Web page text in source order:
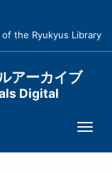
of the Ryukyus Library
アーカイブ
Digital